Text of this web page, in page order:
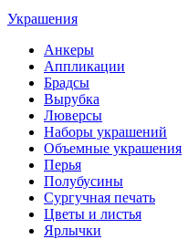
Украшения
Анкеры
Аппликации
Брадсы
Вырубка
Люверсы
Наборы украшений
Объемные украшения
Перья
Полубусины
Сургучная печать
Цветы и листья
Ярлычки